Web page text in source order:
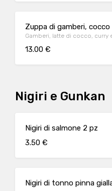
Zuppa di gamberi, cocco
Gamberi, latte di cocco, curry
13.00 €
Nigiri e Gunkan
Nigiri di salmone 2 pz
3.50 €
Nigiri di tonno pinna